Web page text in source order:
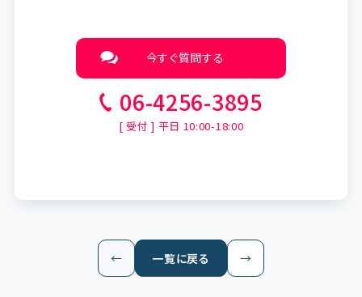
今すぐ質問する
06-4256-3895
[ 受付 ] 平日 10:00-18:00
← 一覧に戻る →